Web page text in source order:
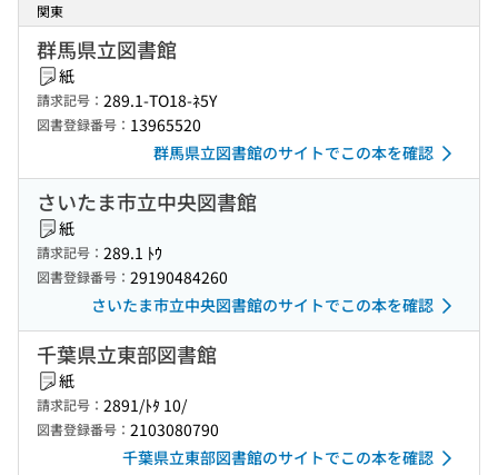
関東
群馬県立図書館
紙
請求記号： 289.1-TO18-ﾈ5Y
図書登録番号： 13965520
群馬県立図書館のサイトでこの本を確認
さいたま市立中央図書館
紙
請求記号： 289.1 ﾄｳ
図書登録番号： 29190484260
さいたま市立中央図書館のサイトでこの本を確認
千葉県立東部図書館
紙
請求記号： 2891/ﾄﾀ 10/
図書登録番号： 2103080790
千葉県立東部図書館のサイトでこの本を確認